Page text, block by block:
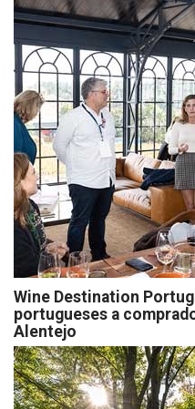
Wine Destination
portugueses a
Alentejo